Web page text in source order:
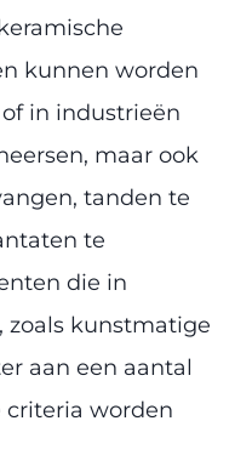
kunnen worden
in industrieën
maar ook
tanden te
te
die in
kunstmatige
aan een aantal
worden